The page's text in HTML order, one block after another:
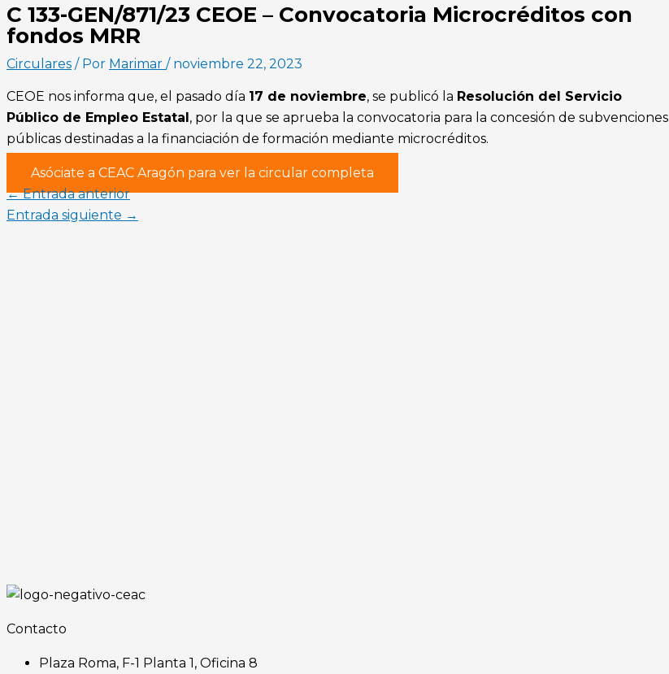
C 133-GEN/871/23 CEOE – Convocatoria Microcréditos con
fondos MRR
Circulares / Por Marimar / noviembre 22, 2023
CEOE nos informa que, el pasado día 17 de noviembre, se publicó la Resolución del Servicio
Público de Empleo Estatal, por la que se aprueba la convocatoria para la concesión de subvenciones
públicas destinadas a la financiación de formación mediante microcréditos.
Asóciate a CEAC Aragón para ver la circular completa
←Entrada anterior
Entrada siguiente →
Contacto
Plaza Roma, F-1 Planta 1, Oficina 8